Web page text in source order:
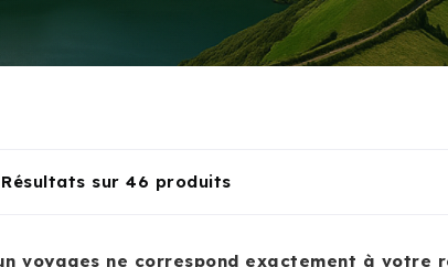
sur 46 produits
voyages ne correspond exactement à votre